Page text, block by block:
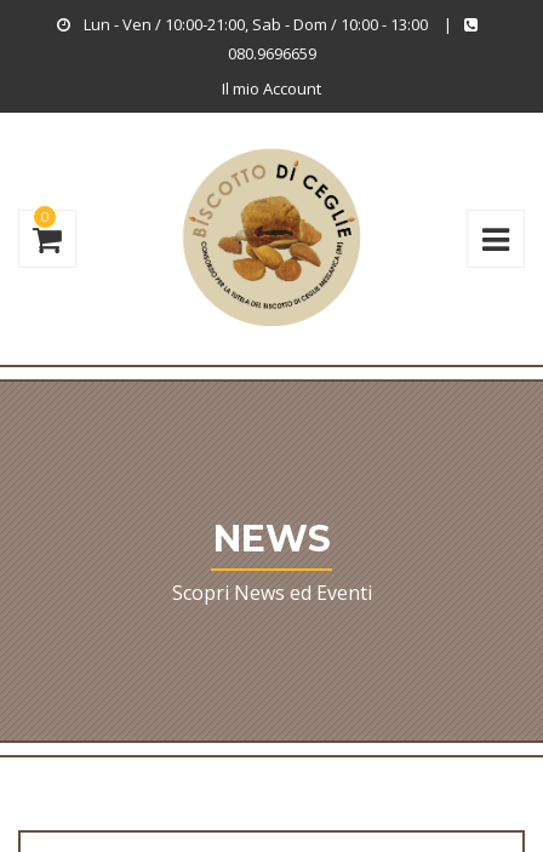
Lun - Ven / 10:00-21:00, Sab - Dom / 10:00 - 13:00
|
080.9696659
Il mio Account
0
NEWS
Scopri News ed Eventi